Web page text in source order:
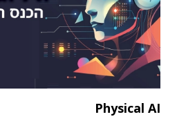
Physical AI